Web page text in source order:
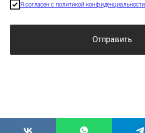
Я согласен с политикой конфиденциальности
Отправить